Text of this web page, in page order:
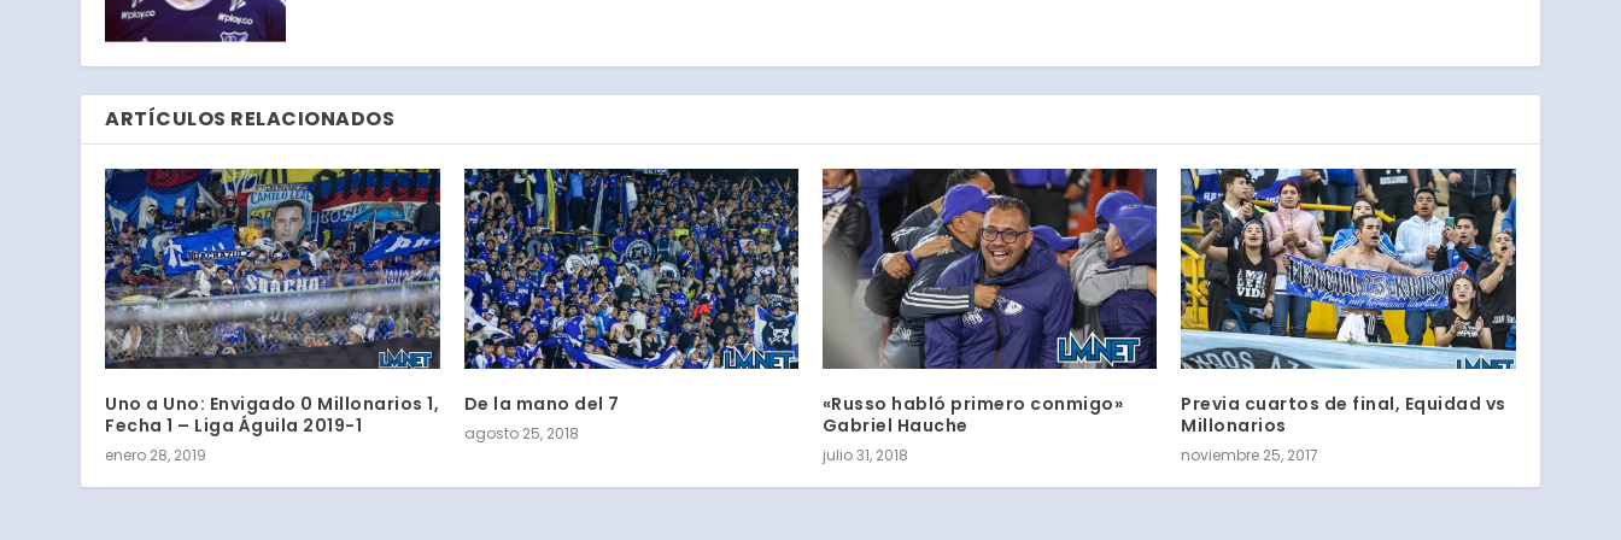
ARTÍCULOS RELACIONADOS
Uno a Uno: Envigado 0 Millonarios 1,
Fecha 1 – Liga Águila 2019-1
enero 28, 2019
De la mano del 7
agosto 25, 2018
«Russo habló primero conmigo»
Gabriel Hauche
julio 31, 2018
Previa cuartos de final, Equidad vs
Millonarios
noviembre 25, 2017